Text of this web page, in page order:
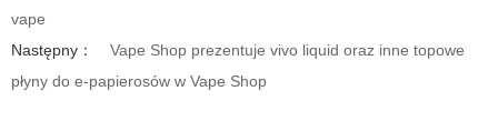
vape
Następny：
Vape Shop prezentuje vivo liquid oraz inne topowe
płyny do e-papierosów w Vape Shop